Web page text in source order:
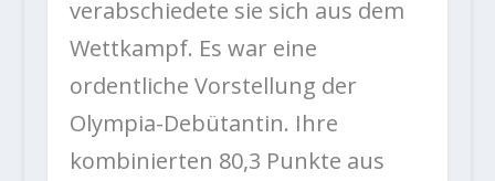
verabschiedete sie sich aus dem
Wettkampf. Es war eine
ordentliche Vorstellung der
Olympia-Debütantin. Ihre
kombinierten 80,3 Punkte aus